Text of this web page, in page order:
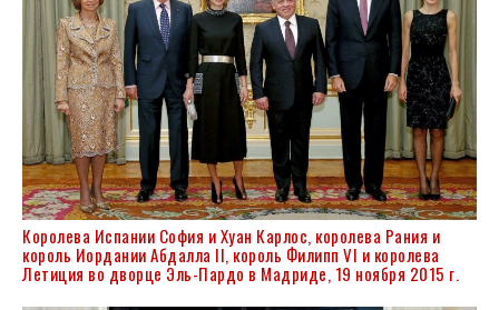
Королева Испании София иХуан Карлос, королева Рания и
король Иордании Абдалла II, король Филипп VI и королева
Летиция во дворце Эль-Пардо в Мадриде, 19 ноября 2015 г.